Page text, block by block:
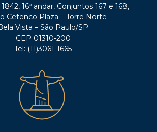
16º andar, Conjuntos 167 e 168,
Cetenco Plaza – Torre Norte
Vista – São Paulo/SP
CEP 01310-200
Tel: (11)3061-1665